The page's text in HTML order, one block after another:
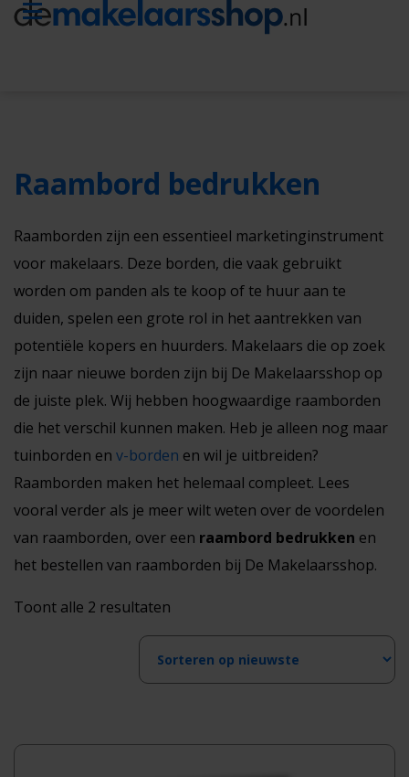
Raambord bedrukken
Raamborden zijn een essentieel marketinginstrument
voor makelaars. Deze borden, die vaak gebruikt
worden om panden als te koop of te huur aan te
duiden, spelen een grote rol in het aantrekken van
potentiële kopers en huurders. Makelaars die op zoek
zijn naar nieuwe borden zijn bij De Makelaarsshop op
de juiste plek. Wij hebben hoogwaardige raamborden
die het verschil kunnen maken. Heb je alleen nog maar
tuinborden en v-borden en wil je uitbreiden?
Raamborden maken het helemaal compleet. Lees
vooral verder als je meer wilt weten over de voordelen
van raamborden, over een raambord bedrukken en
het bestellen van raamborden bij De Makelaarsshop.
Toont alle 2 resultaten
op
nieuwste